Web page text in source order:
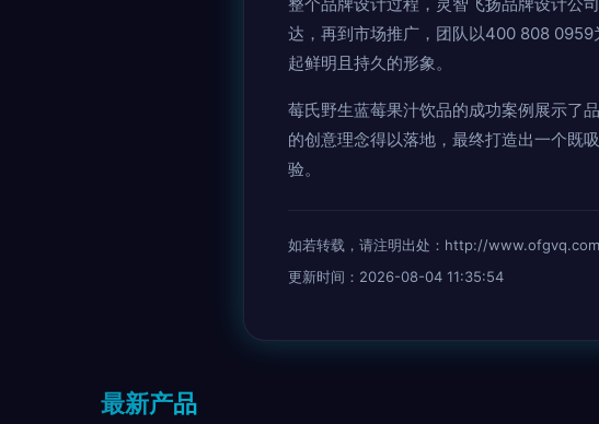
达，再到市场推广，团队以400 808 0959
起鲜明且持久的形象。
莓氏野生蓝莓果汁饮品的成功案例展示了
的创意理念得以落地，最终打造出一个既
验。
如若转载，请注明出处：http://
更新时间：2026-08-04 11:35:54
最新产品